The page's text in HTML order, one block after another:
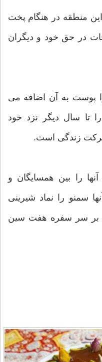
منطقه در هنگام پخت
در حق خود و دیگران
پوست به آن اضافه می
تا سال دیگر نزد خود
برکت زندگی است.
را بین همسایگان و
سمنو را نماد شیرینی
بر سر سفره‌ هفت سین